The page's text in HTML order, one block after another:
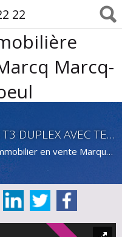
22
DERNIÈRES OPPORTUNITÉS T3 DUPLEX AVEC TERRASSE À MARQUETTE-LEZ-LILLE!
en vente Marquette-lez-Lille